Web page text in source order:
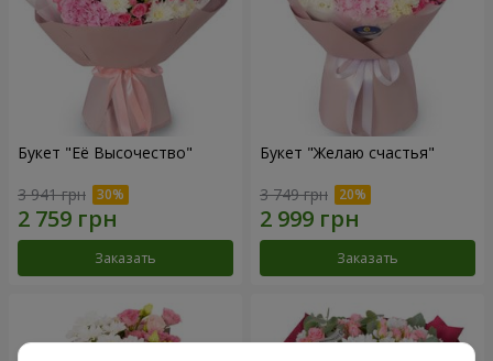
Букет "Её Высочество"
3 941 грн
Заказать
Букет "Желаю счастья"
3 749 грн
Заказать